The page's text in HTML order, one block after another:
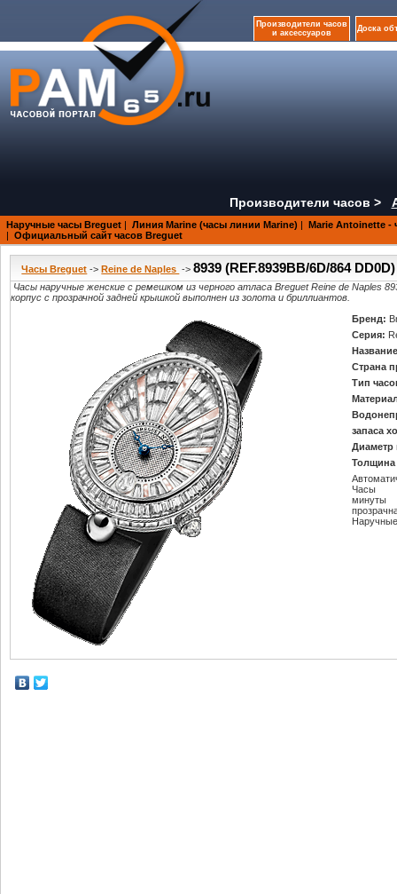
Производители часов
и аксессуаров
Доска
Производители часов >
Наручные часы Breguet | Линия Marine (часы линии Marine) | Marie Antoinette -
| Официальный сайт часов Breguet
Часы Breguet -> Reine de Naples ->8939 (REF.8939BB/6D/864 DD0D)
Часы наручные женские с ремешком из черного атласа Breguet Reine de Naples
корпус с прозрачной задней крышкой выполнен из золота и бриллиантов.
Бренд:
Серия:
Страна
Тип
запаса
Диаметр
Часы
минуты